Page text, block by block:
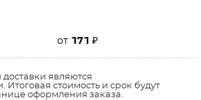
от 171 ₽
доставки являются
стоимость и срок будут
оформления заказа.